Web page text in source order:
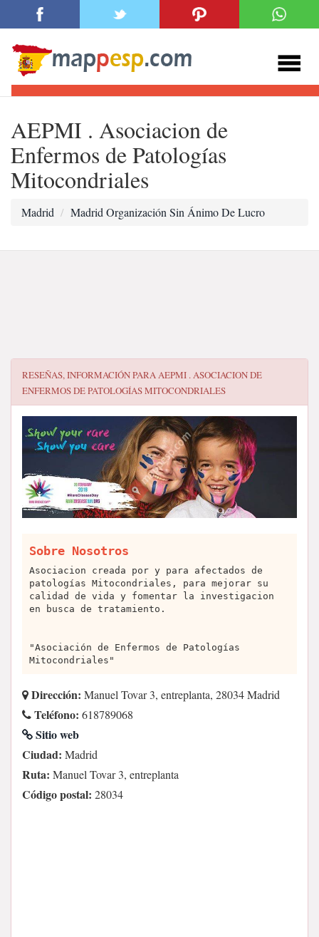
AEPMI . Asociacion de
Enfermos de Patologías
Mitocondriales
Madrid Madrid Organización Sin Ánimo De Lucro
RESEÑAS, INFORMACIÓN PARAAEPMI . ASOCIACION DE
ENFERMOS DE PATOLOGÍAS MITOCONDRIALES
Sobre Nosotros
Asociacion creada por y para afectados de
patologías Mitocondriales, para mejorar su
calidad de vida y fomentar la investigacion
en busca de tratamiento.
"Asociación de Enfermos de Patologías
Mitocondriales"
Dirección: Manuel Tovar 3, entreplanta, 28034 Madrid
Teléfono: 618789068
Sitio web
Ciudad: Madrid
Ruta: Manuel Tovar 3, entreplanta
Código postal: 28034